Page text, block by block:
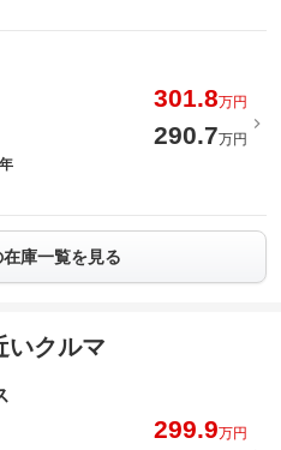
301.8万円
290.7万円
庫一覧を見る
いクルマ
299.9万円